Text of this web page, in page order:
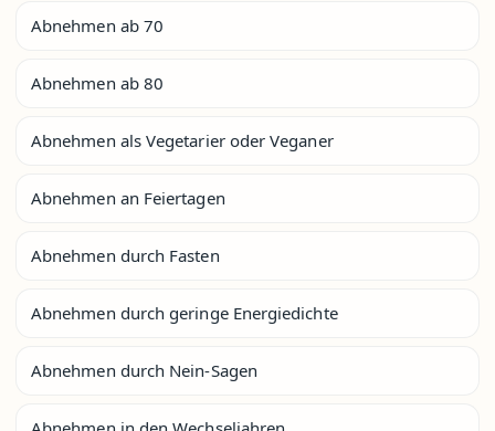
Abnehmen ab 70
Abnehmen ab 80
Abnehmen als Vegetarier oder Veganer
Abnehmen an Feiertagen
Abnehmen durch Fasten
Abnehmen durch geringe Energiedichte
Abnehmen durch Nein-Sagen